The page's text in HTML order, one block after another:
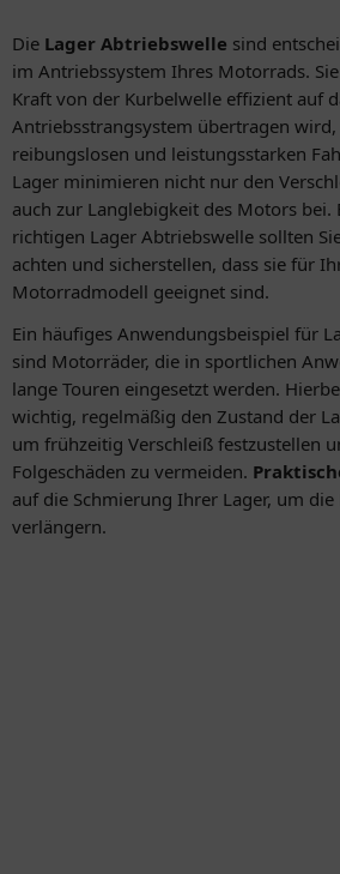
Die Lager Abtriebswelle sind
im Antriebssystem Ihres Motorrads.
Kraft von der Kurbelwelle effizient auf
Antriebsstrangsystem übertragen wird,
reibungslosen und leistungsstarken
Lager minimieren nicht nur den
auch zur Langlebigkeit des Motors bei.
richtigen Lager Abtriebswelle sollten
achten und sicherstellen, dass sie für
Motorradmodell geeignet sind.
Ein häufiges Anwendungsbeispiel für
sind Motorräder, die in sportlichen
lange Touren eingesetzt werden.
wichtig, regelmäßig den Zustand der
um frühzeitig Verschleiß festzustellen
Folgeschäden zu vermeiden.
auf die Schmierung Ihrer Lager, um die
verlängern.